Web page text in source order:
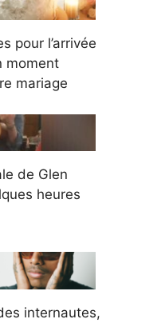
pour l’arrivée
moment
mariage
de Glen
heures
internautes,